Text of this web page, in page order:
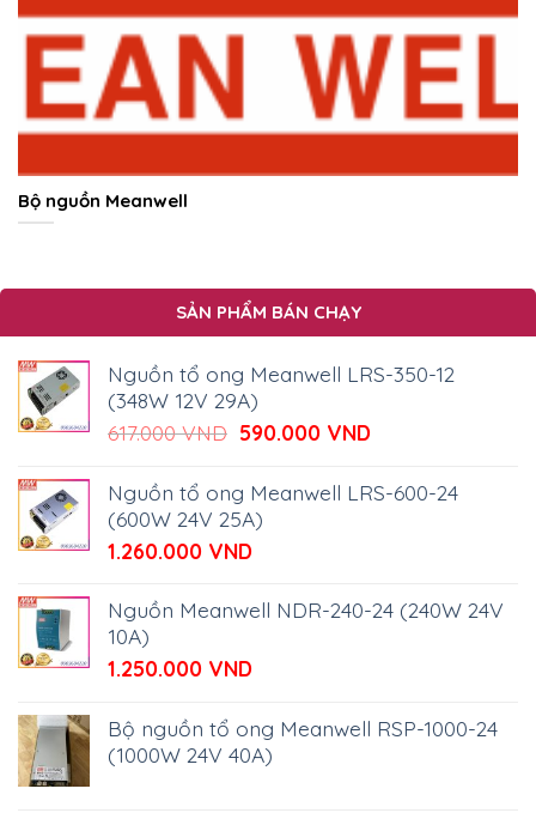
Bộ nguồn Meanwell
SẢN PHẨM BÁN CHẠY
Nguồn tổ ong Meanwell LRS-350-12
(348W 12V 29A)
617.000VND Giá
là:
617.000 VND.
590.000 VND
tại
Nguồn tổ ong Meanwell LRS-600-24
(600W 24V 25A)
1.260.000 VND
Nguồn Meanwell NDR-240-24 (240W 24V
10A)
1.250.000 VND
Bộ nguồn tổ ong Meanwell RSP-1000-24
(1000W 24V 40A)